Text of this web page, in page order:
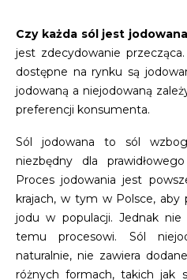
Czy każda sól jest jodowana
jest zdecydowanie
dostępne na rynku są
jodowaną a niejodowaną
preferencji konsumenta.
Sól jodowana to sól
niezbędny dla
Proces jodowania jest
krajach, w tym w Polsce, aby
jodu w populacji. Jednak
temu procesowi. Sól
naturalnie, nie zawiera
różnych formach, takich jak